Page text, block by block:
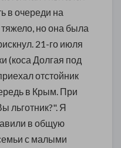
в очереди на
но она была
21-го июля
(коса Долгая под
отстойник
в Крым. При
льготник?". Я
в общую
с малыми